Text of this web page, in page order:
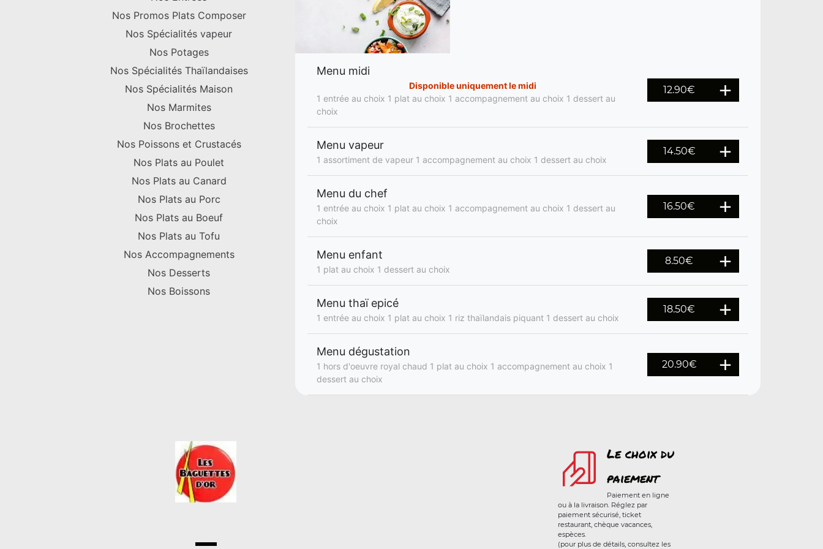
Nos Promos Plats Composer
Nos Spécialités vapeur
Nos Potages
Nos Spécialités Thaïlandaises
Nos Spécialités Maison
Nos Marmites
Nos Brochettes
Nos Poissons et Crustacés
Nos Plats au Poulet
Nos Plats au Canard
Nos Plats au Porc
Nos Plats au Boeuf
Nos Plats au Tofu
Nos Accompagnements
Nos Desserts
Nos Boissons
Menu midi
Disponible uniquement le midi
1 entrée au choix 1 plat au choix 1 accompagnement au choix 1 dessert au
choix
12.90€
Menu vapeur
1 assortiment de vapeur 1 accompagnement au choix 1 dessert au choix
14.50€
Menu du chef
1 entrée au choix 1 plat au choix 1 accompagnement au choix 1 dessert au
choix
16.50€
Menu enfant
1 plat au choix 1 dessert au choix
8.50€
Menu thaï epicé
1 entrée au choix 1 plat au choix 1 riz thaïlandais piquant 1 dessert au choix
18.50€
Menu dégustation
1 hors d'oeuvre royal chaud 1 plat au choix 1 accompagnement au choix 1
dessert au choix
20.90€
Le choix du
paiement
Paiement en ligne
ou à la livraison. Réglez par
paiement sécurisé, ticket
restaurant, chèque vacances,
espèces.
(pour plus de détails, consultez les